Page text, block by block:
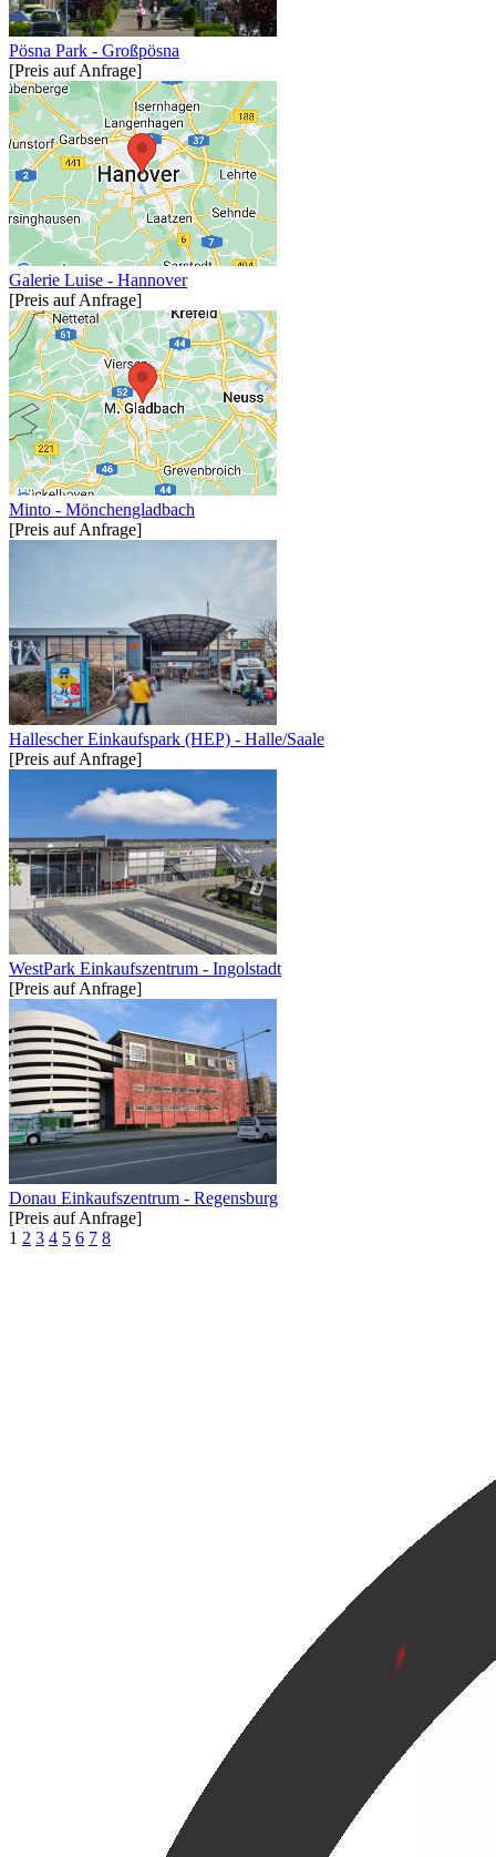
Pösna Park - Großpösna
[Preis auf Anfrage]
Galerie Luise - Hannover
[Preis auf Anfrage]
Minto - Mönchengladbach
[Preis auf Anfrage]
Hallescher Einkaufspark (HEP) - Halle/Saale
[Preis auf Anfrage]
WestPark Einkaufszentrum - Ingolstadt
[Preis auf Anfrage]
Donau Einkaufszentrum - Regensburg
[Preis auf Anfrage]
1 2 3 4 5 6 7 8